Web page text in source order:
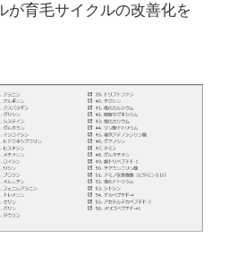
が育毛サイクルの改善化を